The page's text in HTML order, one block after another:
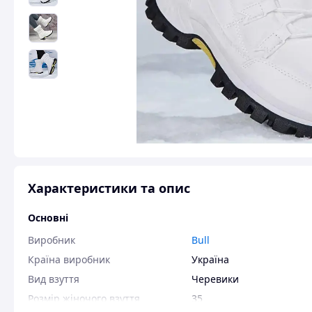
Характеристики та опис
Основні
Виробник
Bull
Країна виробник
Україна
Вид взуття
Черевики
Розмір жіночого взуття
35